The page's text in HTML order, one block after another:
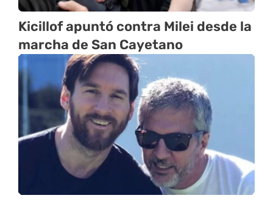
Kicillof apuntó contra Milei desde la
marcha de San Cayetano